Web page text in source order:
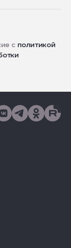
с политикой